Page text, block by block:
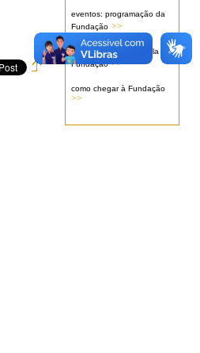
eventos: programação da
Fundação >>
serviços oferecidos pela
Fundação >>
como chegar à Fundação
>>